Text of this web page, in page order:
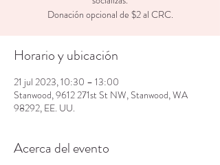
Donación opcional de $2 al CRC.
Horario y ubicación
21 jul 2023, 10:30 – 13:00
Stanwood, 9612 271st St NW, Stanwood, WA
98292, EE. UU.
Acerca del evento